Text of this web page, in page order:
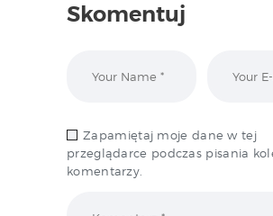
Skomentuj
Zapamiętaj moje dane w tej
przeglądarce podczas pisania
komentarzy.